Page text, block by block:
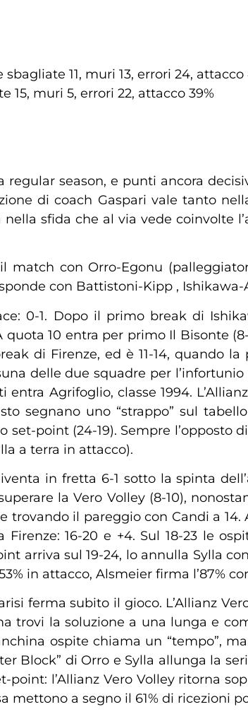
11, muri 13, errori 24, attacco
muri 5, errori 22, attacco 39%
season, e punti ancora
di coach Gaspari vale tanto
sfida che al via vede coinvolte
con Orro-Egonu
con Battistoni-Kipp ,
0-1. Dopo il primo break di
quota 10 entra per primo Il Bisonte
di Firenze, ed è 11-14, quando
delle due squadre per
Agrifoglio, classe 1994.
segnano uno “strappo” sul
set-point (24-19). Sempre
a terra in attacco).
in fretta 6-1 sotto la spinta
la Vero Volley (8-10),
trovando il pareggio con Candi a
16-20 e +4. Sul 18-23 le
arriva sul 19-24, lo annulla Sylla
in attacco, Alsmeier firma l’87%
ferma subito il gioco. L’Allianz
trovi la soluzione a una lunga e
ospite chiama un “tempo”,
Block” di Orro e Sylla allunga la
point: l’Allianz Vero Volley ritorna
mettono a segno il 61% di ricezioni